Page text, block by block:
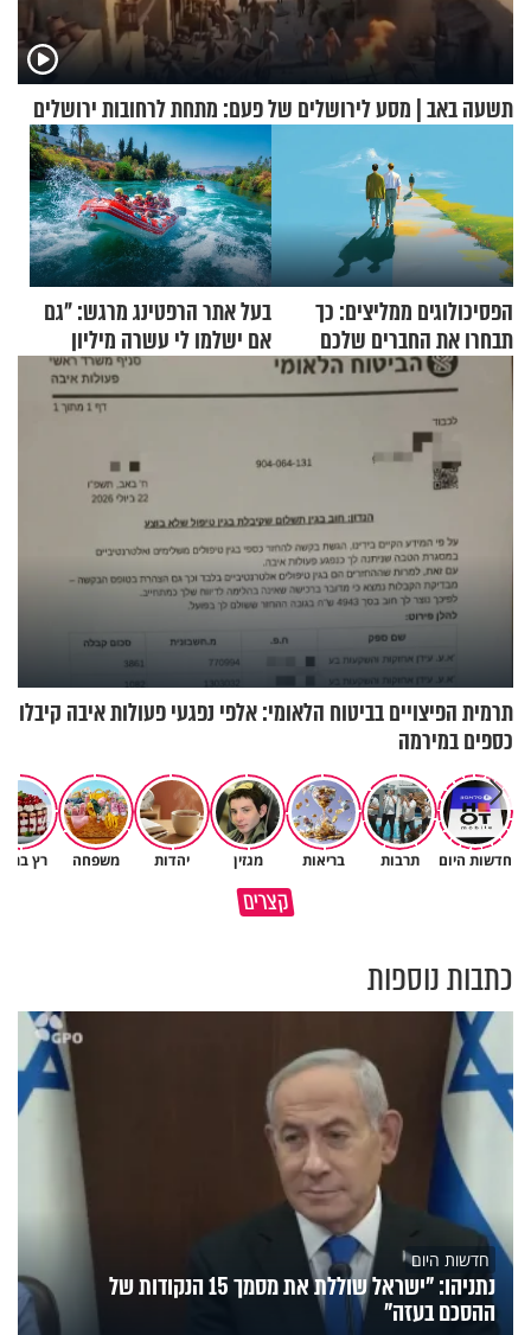
תשעה באב | מסע לירושלים של פעם: מתחת לרחובות ירושלים
הפסיכולוגים ממליצים: כך
תבחרו את החברים שלכם
בחיים
בעל אתר הרפטינג מרגש: "גם
אם ישלמו לי עשרה מיליון
שקלים - לא אפתח בשבת"
תרמית הפיצויים בביטוח הלאומי: אלפי נפגעי פעולות איבה קיבלו
כספים במירמה
חדשות היום תרבות בריאות מגזין יהדות משפחה רץ
קצרים
נפלאות הבריאה | הפיל - מלך
איך לשלוט בסיטואציה בצורה
כתבות נוספות
חדשות היום
נתניהו: "ישראל שוללת את מסמך 15 הנקודות של
ההסכם בעזה"